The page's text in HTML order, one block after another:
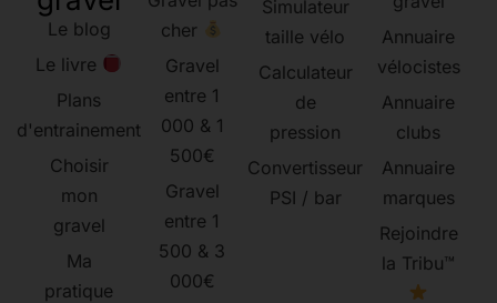
Le blog
Le livre
Plans
d'entrainement
Choisir
mon
gravel
Ma
pratique
cher
Gravel
entre 1
000 & 1
500€
Gravel
entre 1
500 & 3
000€
Simulateur
taille vélo
Calculateur
de
pression
Convertisseur
PSI / bar
Annuaire
vélocistes
Annuaire
clubs
Annuaire
marques
Rejoindre
la Tribu™